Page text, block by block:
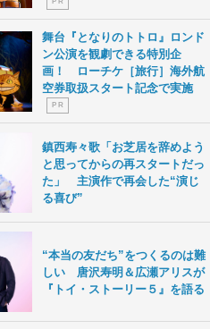
舞台『となりのトトロ』ロンド
ン公演を観劇できる特別企
画！ ローチケ［旅行］海外航
空券取扱スタート記念で実施
P R
鎮西寿々歌「お芝居を辞めよう
と思ってからの再スタートだっ
た」 主演作で再会した“演じ
る喜び”
“本当の友だち”をつくるのは難
しい 唐沢寿明＆広瀬アリスが
『トイ・ストーリー５』を語る